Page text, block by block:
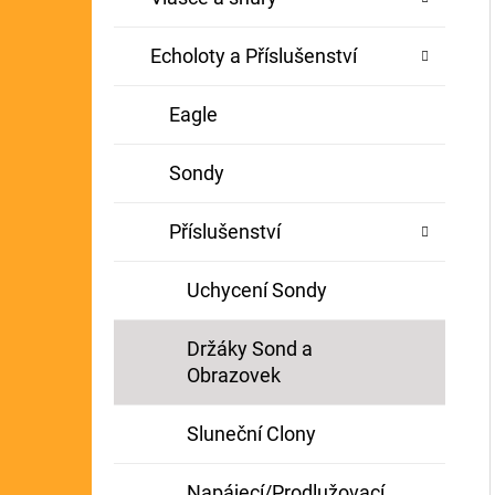
Echoloty a Příslušenství
Eagle
Sondy
Příslušenství
Uchycení Sondy
Držáky Sond a
Obrazovek
Sluneční Clony